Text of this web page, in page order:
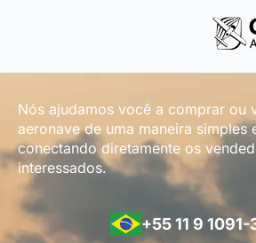
Nós ajudamos você a comprar ou
aeronave de uma maneira simples
conectando diretamente os
interessados.
+55 11 9 1091-